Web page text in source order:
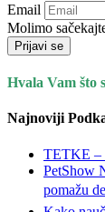
Email
Molimo
Prijavi se
Hvala Vam što
Najnoviji
TETKE –
PetShow
pomažu